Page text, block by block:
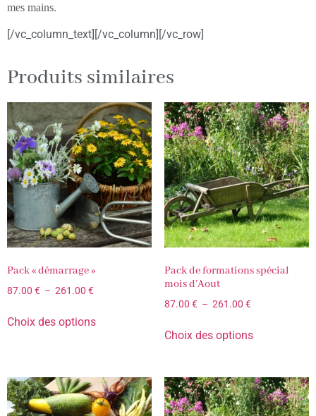
mes mains.
[/vc_column_text][/vc_column][/vc_row]
Produits similaires
Pack « démarrage »
87.00 € – 261.00 €
Choix des options
Pack de formations spécial
mois d’Aout
87.00 € – 261.00 €
Choix des options